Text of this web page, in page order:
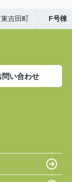
吉田町 F号棟
問い合わせ